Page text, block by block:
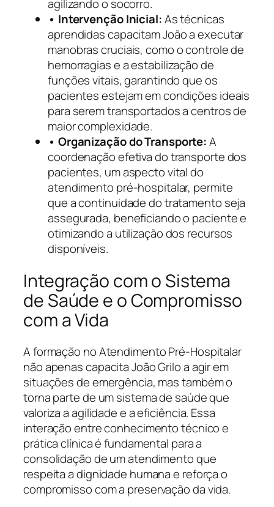
agilizando o socorro.
• Intervenção Inicial:As técnicas
aprendidas capacitam João a executar
manobras cruciais, como o controle de
hemorragias e a estabilização de
funções vitais, garantindo que os
pacientes estejam em condições ideais
para serem transportados a centros de
maior complexidade.
• Organização do Transporte:A
coordenação efetiva do transporte dos
pacientes, um aspecto vital do
atendimento pré-hospitalar, permite
que a continuidade do tratamento seja
assegurada, beneficiando o paciente e
otimizando a utilização dos recursos
disponíveis.
Integração com o Sistema
de Saúde e o Compromisso
com a Vida
A formação no Atendimento Pré-Hospitalar
não apenas capacita João Grilo a agir em
situações de emergência, mas também o
torna parte de um sistema de saúde que
valoriza a agilidade e a eficiência. Essa
interação entre conhecimento técnico e
prática clínica é fundamental para a
consolidação de um atendimento que
respeita a dignidade humana e reforça o
compromisso com a preservação da vida.